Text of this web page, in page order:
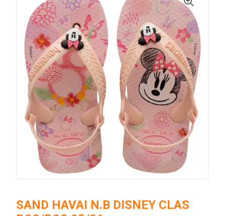
SAND HAVAI N.B DISNEY CLAS